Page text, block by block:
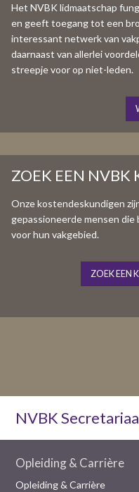
Het NVBK lidmaatschap
en geeft toegang tot een
interessant netwerk van
daarnaast van allerlei
streepje voor op niet-leden.
ZOEK EEN NVBK
Onze kostendeskundigen
gepassioneerde mensen
voor hun vakgebied.
ZOEK EEN
NVBK
Opleiding & Carrière
Opleiding & Carrière